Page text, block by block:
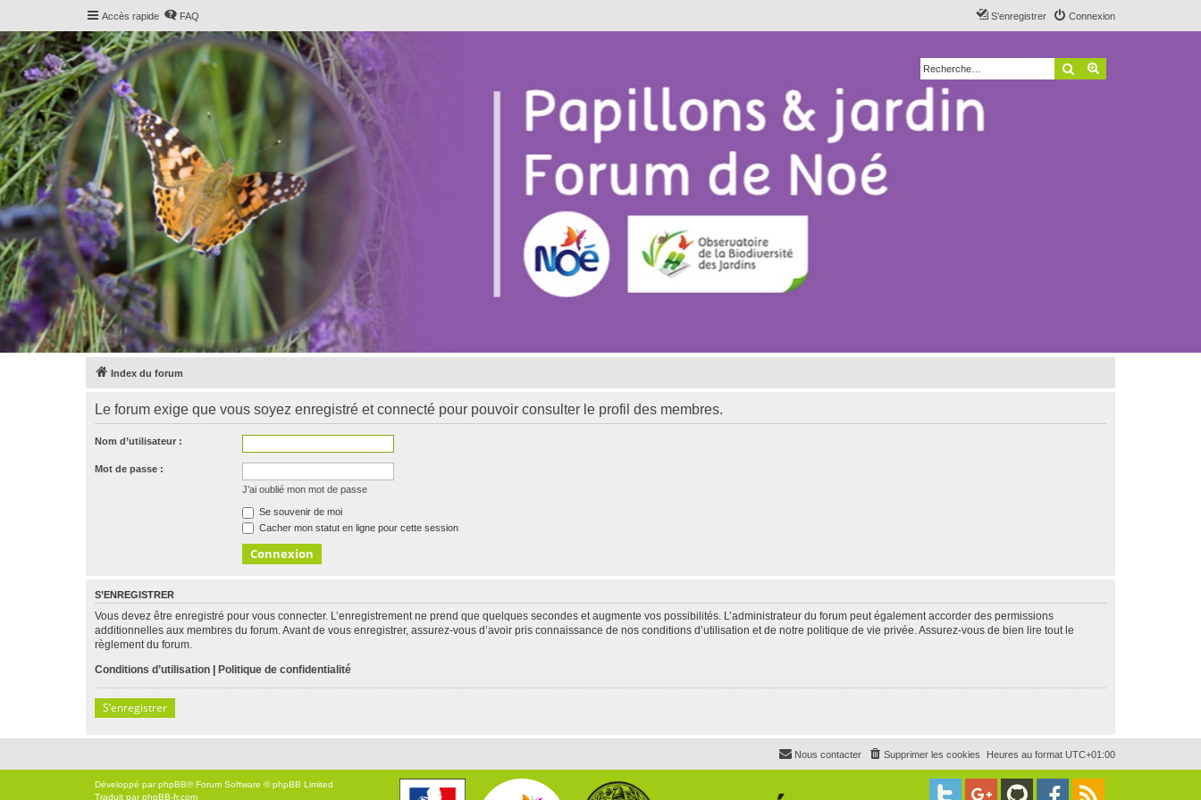
Accès rapide FAQ Connexion
S’enregistrer
Rechercher
Index du forum
Le forum exige que vous soyez enregistré et connecté pour pouvoir consulter le profil des membres.
Nom d’utilisateur :
Mot de passe :
J’ai oublié mon mot de passe
Se souvenir de moi
Cacher mon statut en ligne pour cette session
S’ENREGISTRER
Vous devez être enregistré pour vous connecter. L’enregistrement ne prend que quelques secondes et augmente vos possibilités. L’administrateur du forum peut également accorder des permissions
additionnelles aux membres du forum. Avant de vous enregistrer, assurez-vous d’avoir pris connaissance de nos conditions d’utilisation et de notre politique de vie privée. Assurez-vous de bien lire tout le
règlement du forum.
Conditions d’utilisation | Politique de confidentialité
S’enregistrer
Heures au format UTC+01:00
Supprimer les cookies
Nous contacter
Développé parphpBB® Forum Software © phpBB Limited
Traduit parphpBB-fr.com